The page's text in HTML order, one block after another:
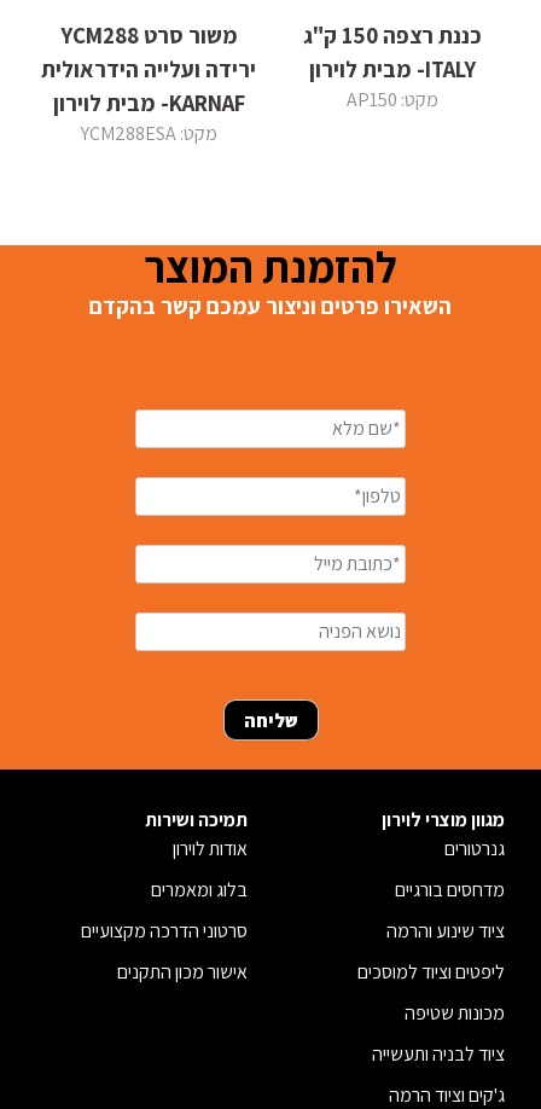
כננת רצפה 150 ק"ג
ITALY- מבית לוירון
מקט: AP150
משור סרט YCM288
ירידה ועלייה הידראולית
KARNAF- מבית לוירון
מקט: YCM288ESA
להזמנת המוצר
השאירו פרטים וניצור עמכם קשר בהקדם
מגוון מוצרי לוירון
גנרטורים
מדחסים בורגיים
ציוד שינוע והרמה
ליפטים וציוד למוסכים
מכונות שטיפה
ציוד לבניה ותעשייה
ג'קים וציוד הרמה
תמיכה ושירות
אודות לוירון
בלוג ומאמרים
סרטוני הדרכה מקצועיים
אישור מכון התקנים